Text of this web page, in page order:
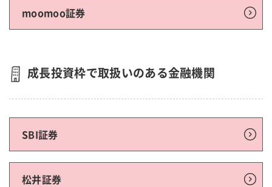
moomoo証券
成長投資枠で取扱いのある金融機関
SBI証券
松井証券